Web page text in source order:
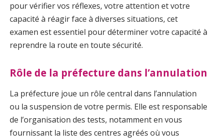
pour vérifier vos réflexes, votre attention et votre
capacité à réagir face à diverses situations, cet
examen est essentiel pour déterminer votre capacité à
reprendre la route en toute sécurité.
Rôle de la préfecture dans l’annulation
La préfecture joue un rôle central dans l’annulation
ou la suspension de votre permis. Elle est responsable
de l’organisation des tests, notamment en vous
fournissant la liste des centres agréés où vous